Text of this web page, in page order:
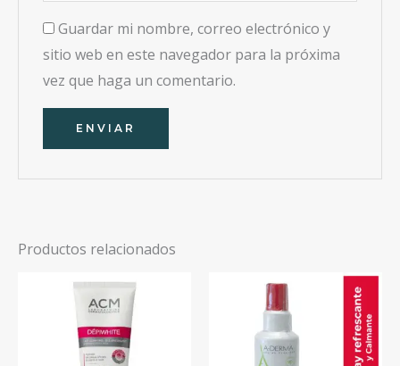
Guardar mi nombre, correo electrónico y
sitio web en este navegador para la próxima
vez que haga un comentario.
Productos relacionados